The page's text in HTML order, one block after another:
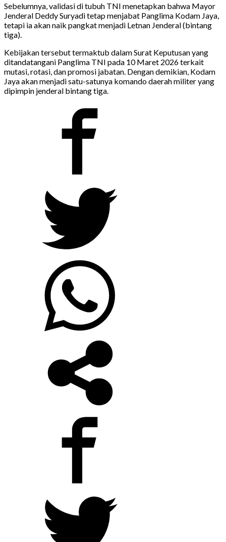
Sebelumnya, validasi di tubuh TNI menetapkan bahwa Mayor
Jenderal Deddy Suryadi tetap menjabat Panglima Kodam Jaya,
tetapi ia akan naik pangkat menjadi Letnan Jenderal (bintang
tiga).
Kebijakan tersebut termaktub dalam Surat Keputusan yang
ditandatangani Panglima TNI pada 10 Maret 2026 terkait
mutasi, rotasi, dan promosi jabatan. Dengan demikian, Kodam
Jaya akan menjadi satu-satunya komando daerah militer yang
dipimpin jenderal bintang tiga.